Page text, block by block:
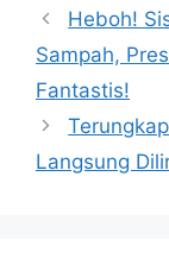
Heboh!
Sampah,
Fantastis!
Langsung